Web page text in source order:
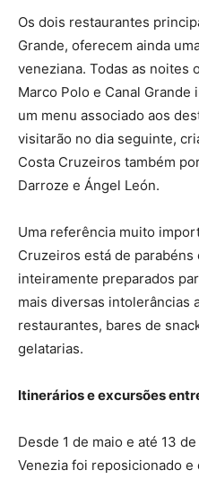
Os dois restaurantes
Grande, oferecem ainda
veneziana. Todas as noites
Marco Polo e Canal
um menu associado aos
visitarão no dia seguinte,
Costa Cruzeiros também
Darroze e Ángel León.
Uma referência muito
Cruzeiros está de
inteiramente preparados
mais diversas intolerâncias
restaurantes, bares de
gelatarias.
Itinerários e excursões
Desde 1 de maio e até 13
Venezia foi reposicionado